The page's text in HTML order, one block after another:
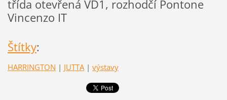
třída otevřená VD1, rozhodčí Pontone
Vincenzo IT
Štítky:
HARRINGTON | JUTTA | výstavy